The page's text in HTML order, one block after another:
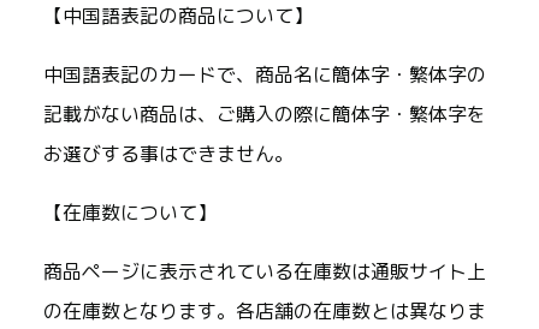
【中国語表記の商品について】
中国語表記のカードで、商品名に簡体字・繁体字の
記載がない商品は、ご購入の際に簡体字・繁体字を
お選びする事はできません。
【在庫数について】
商品ページに表示されている在庫数は通販サイト上
の在庫数となります。各店舗の在庫数とは異なりま